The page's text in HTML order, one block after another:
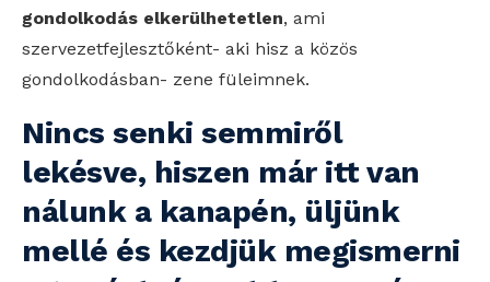
gondolkodás elkerülhetetlen, ami
szervezetfejlesztőként- aki hisz a közös
gondolkodásban- zene füleimnek.
Nincs senki semmiről
lekésve, hiszen már itt van
nálunk a kanapén, üljünk
mellé és kezdjük megismerni